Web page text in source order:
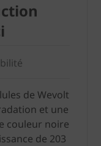
de Wevolt
et une
couleur noire
de 203